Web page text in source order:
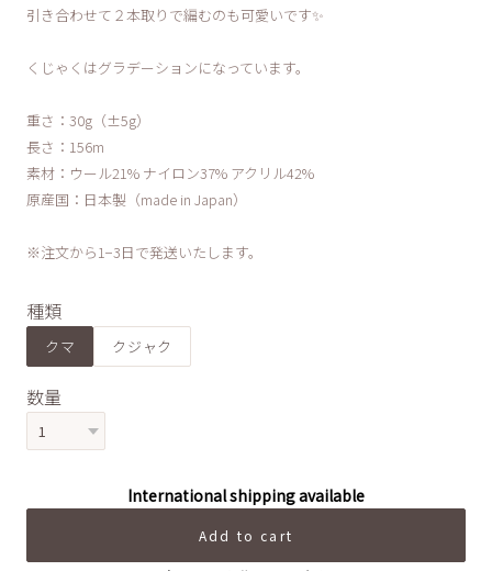
引き合わせて２本取りで編むのも可愛いです✨
くじゃくはグラデーションになっています。
重さ：30g（±5g）
長さ：156m
素材：ウール21% ナイロン37% アクリル42%
原産国：日本製（made in Japan）
※注文から1−3日で発送いたします。
種類
クマ クジャク
数量
International shipping available
Add to cart